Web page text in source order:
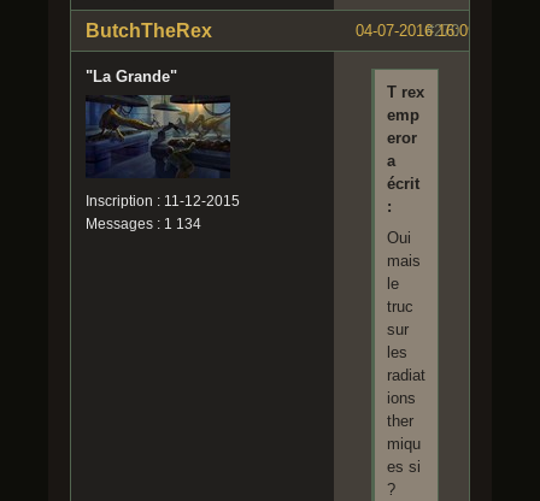
#270
04-07-2016 16:09:51
ButchTheRex
"La Grande"
Inscription : 11-12-2015
Messages : 1 134
T rex
emp
eror
a
écrit
:
Oui
mais
le
truc
sur
les
radiat
ions
ther
miqu
es si
?